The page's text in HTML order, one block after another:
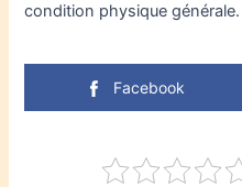
condition physique générale.
Facebook